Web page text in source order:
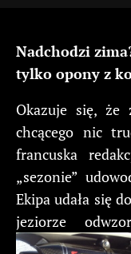
Nadchodzi
tylko opony z
Okazuje się, że
chcącego nic
francuska
„sezonie”
Ekipa udała się
jeziorze